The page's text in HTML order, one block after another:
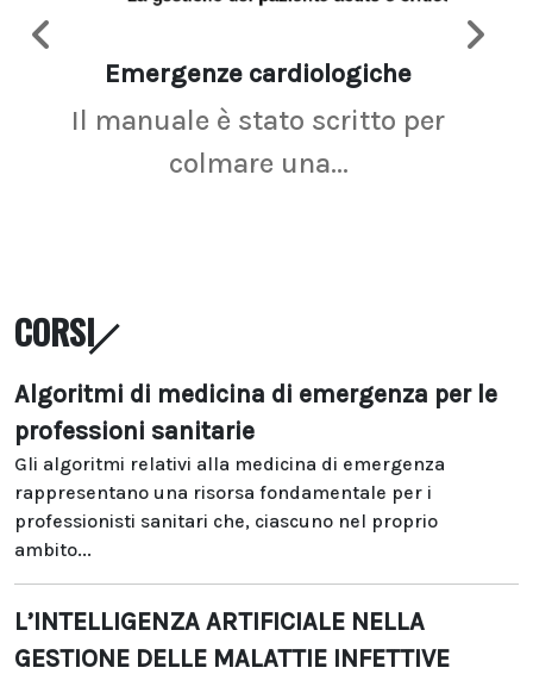
Emergenze cardiologiche
Il manuale è stato scritto per
colmare una...
CORSI
Algoritmi di medicina di emergenza per le
professioni sanitarie
Gli algoritmi relativi alla medicina di emergenza
rappresentano una risorsa fondamentale per i
professionisti sanitari che, ciascuno nel proprio
ambito...
L’INTELLIGENZA ARTIFICIALE NELLA
GESTIONE DELLE MALATTIE INFETTIVE